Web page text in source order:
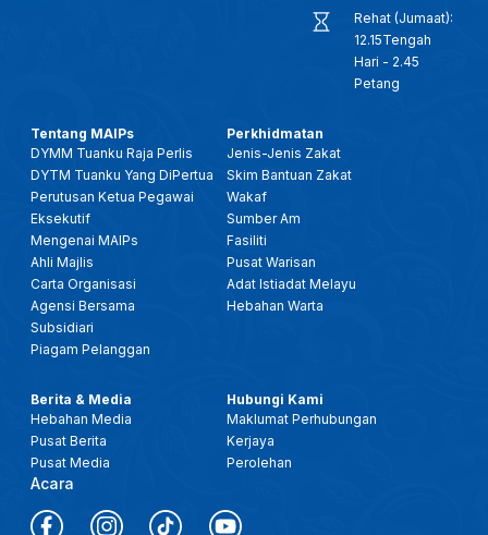
Rehat (Jumaat):
12.15Tengah
Hari - 2.45
Petang
Tentang MAIPs
DYMM Tuanku Raja Perlis
DYTM Tuanku Yang DiPertua
Perutusan Ketua Pegawai
Eksekutif
Mengenai MAIPs
Ahli Majlis
Carta Organisasi
Agensi Bersama
Subsidiari
Piagam Pelanggan
Perkhidmatan
Jenis-Jenis Zakat
Skim Bantuan Zakat
Wakaf
Sumber Am
Fasiliti
Pusat Warisan
Adat Istiadat Melayu
Hebahan Warta
Berita & Media
Hebahan Media
Pusat Berita
Pusat Media
Acara
Hubungi Kami
Maklumat Perhubungan
Kerjaya
Perolehan